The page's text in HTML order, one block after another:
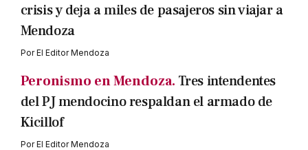
crisis y deja a miles de pasajeros sin viajar a
Mendoza
PorEl Editor Mendoza
Peronismo en Mendoza. Tres intendentes
del PJ mendocino respaldan el armado de
Kicillof
PorEl Editor Mendoza